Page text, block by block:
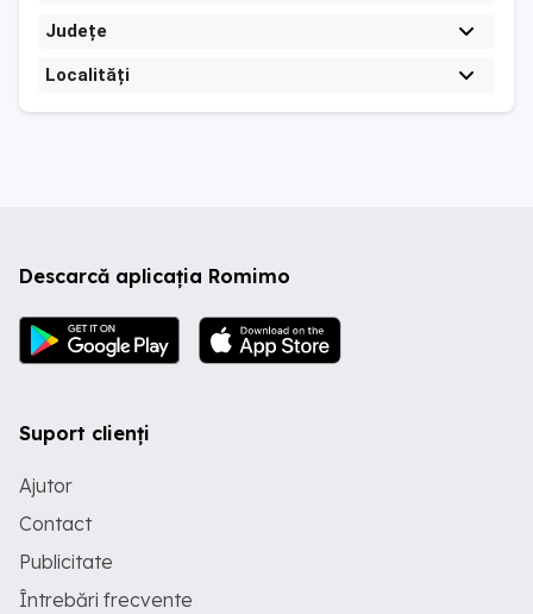
Județe
Localități
Descarcă aplicația Romimo
Suport clienți
Ajutor
Contact
Publicitate
Întrebări frecvente